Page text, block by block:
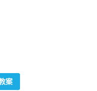
案